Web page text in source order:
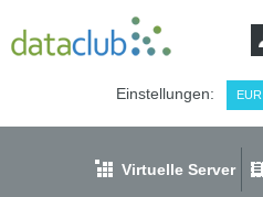
Einstellungen: EUR
USD
Virtuelle Server